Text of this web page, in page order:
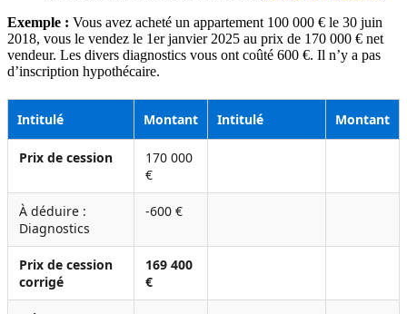
Exemple : Vous avez acheté un appartement 100 000 € le 30 juin
2018, vous le vendez le 1er janvier 2025 au prix de 170 000 € net
vendeur. Les divers diagnostics vous ont coûté 600 €. Il n’y a pas
d’inscription hypothécaire.
Intitulé Montant Intitulé Montant
Prix de cession
170 000
€
À déduire :
Diagnostics
-600 €
Prix de cession
corrigé
169 400
€